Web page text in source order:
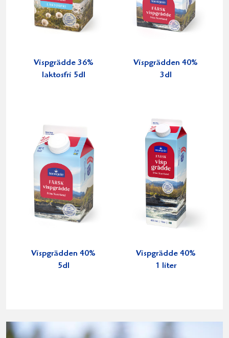
Vispgrädde 36%
laktosfri 5dl
Vispgrädden 40%
3dl
Vispgrädden 40%
5dl
Vispgrädde 40%
1 liter